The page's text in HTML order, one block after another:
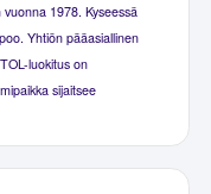
1978. Kyseessä
Yhtiön pääasiallinen
luokitus on
sijaitsee